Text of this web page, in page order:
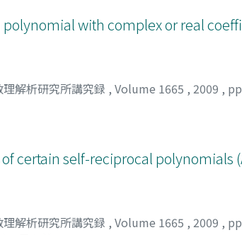
with complex or real
理解析研究所講究録 , Volume 1665 , 2009 ,
certain self-reciprocal polynomials
理解析研究所講究録 , Volume 1665 , 2009 ,